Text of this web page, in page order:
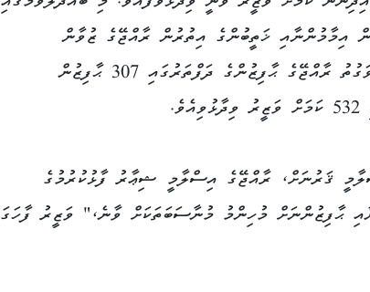
ތަމްރީންކުރާ 1000 ޒުވާން އިމާމުންނާއި ޚަތީބުންގެ އިތުރުން ރާއްޖޭގެ ޒުވާން
ޙާފިޒުންވެސް ބައިވެރިވާނެ ކަމަށާއި، މިވަގުތު ރާއްޖޭގެ ޙާފިޒުންގެ ދަފްތަރުގައި 307 ޙާފިޒުން
ޤަރުނަށް، ރާއްޖޭގެ އިސްލާމީ ޝިޢާރު ފާޅުކުރުމުގެ
ޙާފިޒުންނަށް މުހިންމު މުނާސަބަތަކަށް ވާނެ،" ވަޒީރު ފާހަގަ